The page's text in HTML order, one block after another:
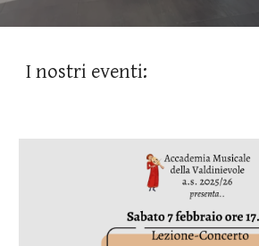
I nostri eventi: